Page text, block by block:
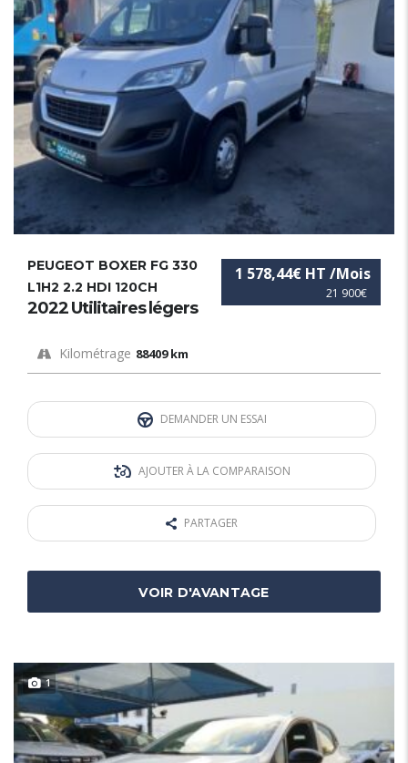
21 900€
1 578,44€ HT /Mois
PEUGEOT BOXER FG 330
L1H2 2.2 HDI 120CH
2022 Utilitaires légers
Kilométrage 88409 km
DEMANDER UN ESSAI
AJOUTER À LA COMPARAISON
PARTAGER
VOIR D'AVANTAGE
1